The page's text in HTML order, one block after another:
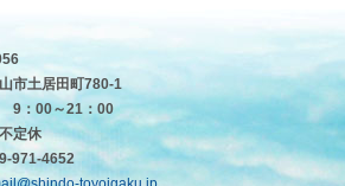
市土居田町780-1
9：00～21：00
定休
971-4652